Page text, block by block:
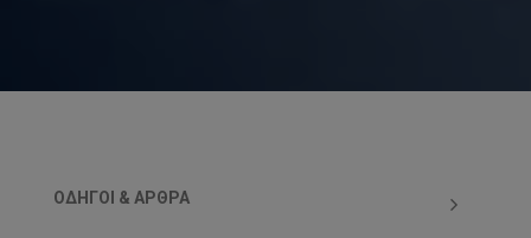
ΟΔΗΓΟΊ & ΆΡΘΡΑ